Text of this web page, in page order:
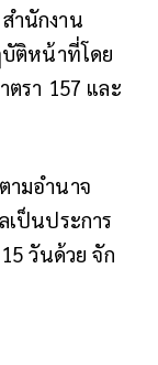
ำนักงาน
ติหน้าที่โดย
รา 157 และ
ามอำนาจ
เป็นประการ
วันด้วย จัก